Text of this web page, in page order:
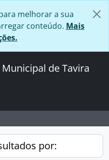
melhorar a sua
conteúdo. Mais
de Tavira
por: